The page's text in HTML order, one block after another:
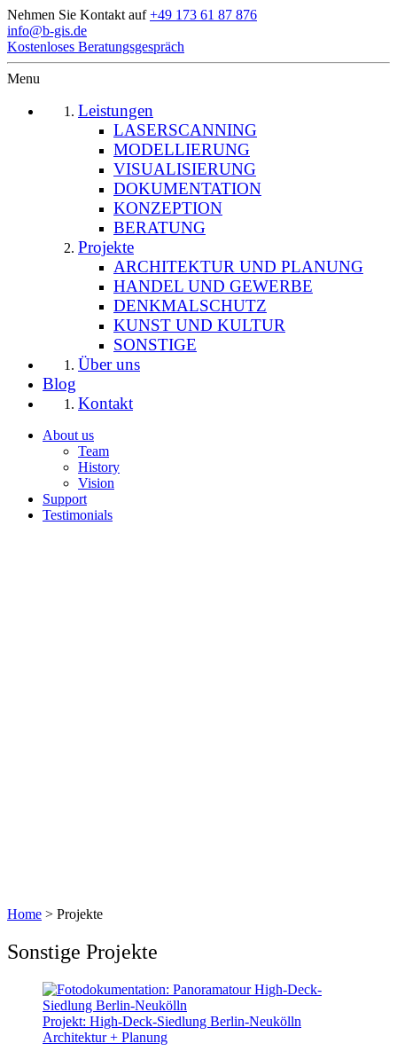
Nehmen Sie Kontakt auf+49 173 61 87 876
info@b-gis.de
Kostenloses Beratungsgespräch
Menu
Leistungen
LASERSCANNING
MODELLIERUNG
VISUALISIERUNG
DOKUMENTATION
KONZEPTION
BERATUNG
Projekte
ARCHITEKTUR UND PLANUNG
HANDEL UND GEWERBE
DENKMALSCHUTZ
KUNST UND KULTUR
SONSTIGE
Über uns
Blog
Kontakt
About us
Team
History
Vision
Support
Testimonials
Home > Projekte
Sonstige Projekte
Projekt: High-Deck-Siedlung Berlin-Neukölln
Architektur + Planung